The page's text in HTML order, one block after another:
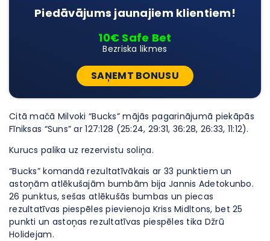
Piedāvājums jaunajiem klientiem!
10€ Safe Bet
Bezriska likmes
SAŅEMT BONUSU
Citā mačā Milvoki “Bucks” mājās pagarinājumā piekāpās
Fīniksas “Suns” ar 127:128 (25:24, 29:31, 36:28, 26:33, 11:12).
Kurucs palika uz rezervistu soliņa.
“Bucks” komandā rezultatīvākais ar 33 punktiem un
astoņām atlēkušajām bumbām bija Jannis Adetokunbo.
26 punktus, sešas atlēkušās bumbas un piecas
rezultatīvas piespēles pievienoja Kriss Midltons, bet 25
punkti un astoņas rezultatīvas piespēles tika Džrū
Holidejam.